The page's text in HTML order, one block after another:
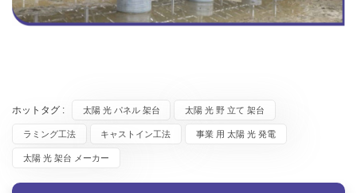
ホットタグ : 太陽 光 パネル 架台 太陽 光 野 立て 架台
ラミング工法 キャストイン工法 事業 用 太陽 光 発電
太陽 光 架台 メーカー